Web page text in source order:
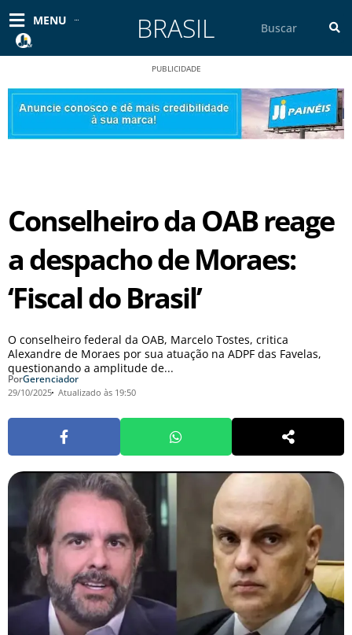
para
conteúdo
MENU BRASIL
PUBLICIDADE
Conselheiro da OAB reage
a despacho de Moraes:
‘Fiscal do Brasil’
O conselheiro federal da OAB, Marcelo Tostes, critica
Alexandre de Moraes por sua atuação na ADPF das Favelas,
questionando a amplitude de...
PorGerenciador
29/10/2025 Atualizado às 19:50